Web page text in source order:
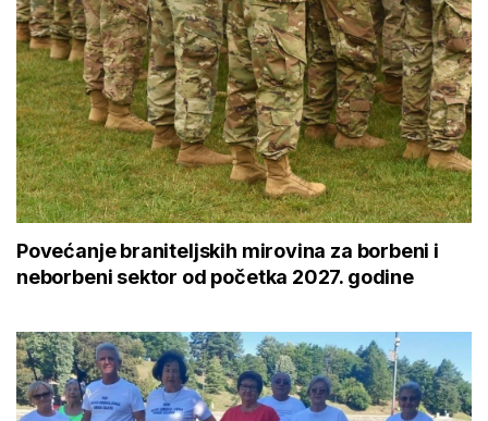
Povećanje braniteljskih mirovina za borbeni i
neborbeni sektor od početka 2027. godine